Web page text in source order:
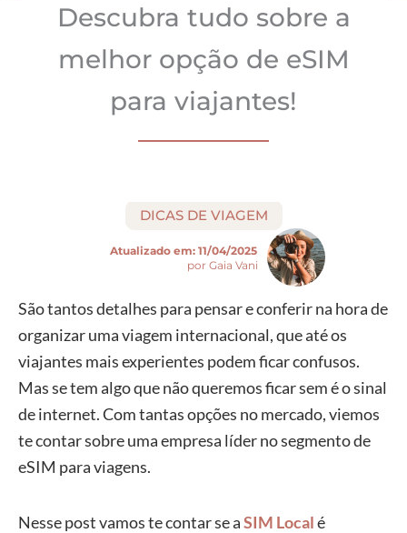
Descubra tudo sobre a
melhor opção de eSIM
para viajantes!
DICAS DE VIAGEM
Atualizado em: 11/04/2025
por Gaia Vani
São tantos detalhes para pensar e conferir na hora de
organizar uma viagem internacional, que até os
viajantes mais experientes podem ficar confusos.
Mas se tem algo que não queremos ficar sem é o sinal
de internet. Com tantas opções no mercado, viemos
te contar sobre uma empresa líder no segmento de
eSIM para viagens.
Nesse post vamos te contar se aSIM Localé